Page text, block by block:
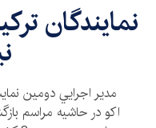
نمايندگان
مدير اجرايي دومين
اكو در حاشيه مراسم